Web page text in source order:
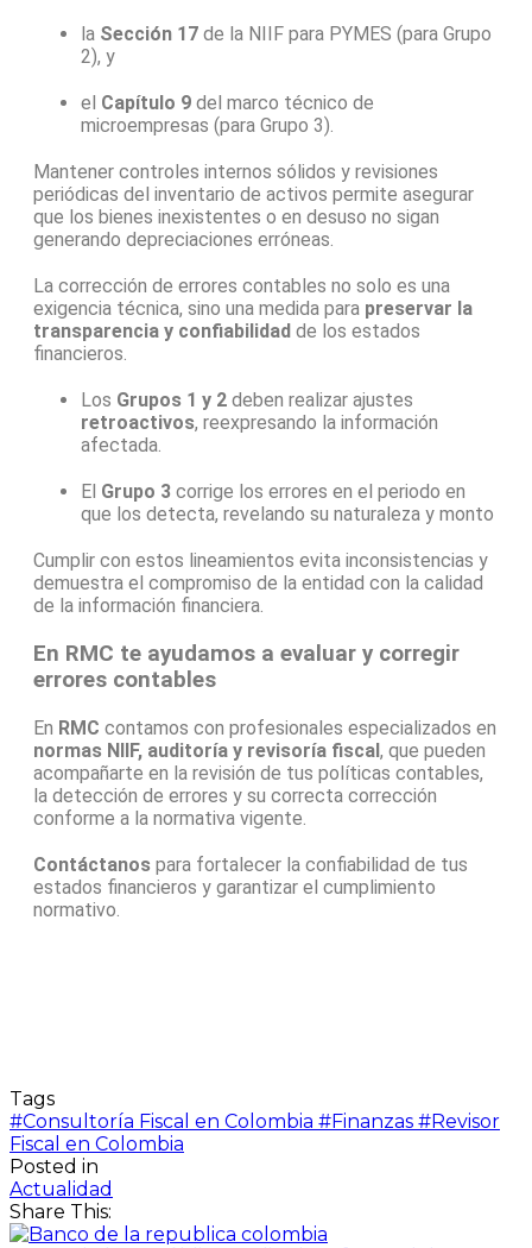
la Sección 17 de la NIIF para PYMES (para Grupo
2), y
el Capítulo 9 del marco técnico de
microempresas (para Grupo 3).
Mantener controles internos sólidos y revisiones
periódicas del inventario de activos permite asegurar
que los bienes inexistentes o en desuso no sigan
generando depreciaciones erróneas.
La corrección de errores contables no solo es una
exigencia técnica, sino una medida para preservar la
transparencia y confiabilidad de los estados
financieros.
Los Grupos 1 y 2 deben realizar ajustes
retroactivos, reexpresando la información
afectada.
El Grupo 3 corrige los errores en el periodo en
que los detecta, revelando su naturaleza y monto
Cumplir con estos lineamientos evita inconsistencias y
demuestra el compromiso de la entidad con la calidad
de la información financiera.
En RMC te ayudamos a evaluar y corregir
errores contables
En RMC contamos con profesionales especializados en
normas NIIF, auditoría y revisoría fiscal, que pueden
acompañarte en la revisión de tus políticas contables,
la detección de errores y su correcta corrección
conforme a la normativa vigente.
Contáctanos para fortalecer la confiabilidad de tus
estados financieros y garantizar el cumplimiento
normativo.
Tags
#Consultoría Fiscal en Colombia #Finanzas #Revisor
Fiscal en Colombia
Posted in
Actualidad
Share This: